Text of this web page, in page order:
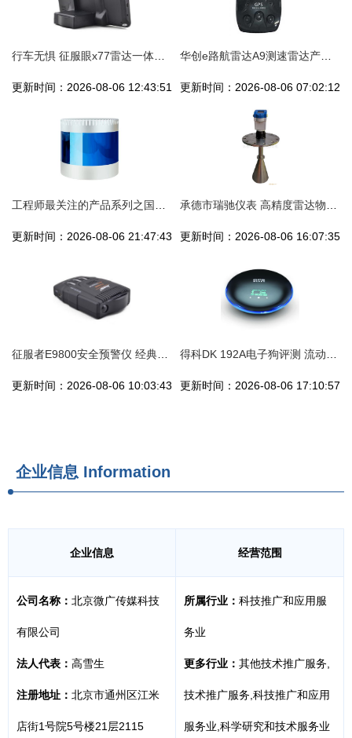
更新时间：2026-08-06 12:43:51 更新时间：2026-08-06 07:02:12
更新时间：2026-08-06 21:47:43 更新时间：2026-08-06 16:07:35
更新时间：2026-08-06 10:03:43 更新时间：2026-08-06 17:10:57
企业信息 Information
企业信息 经营范围
公司名称： 北京微广传媒科技
有限公司
法人代表： 高雪生
注册地址： 北京市通州区江米
店街1号院5号楼21层2115
所属行业： 科技推广和应用服
务业
更多行业： 其他技术推广服务,
技术推广服务,科技推广和应用
服务业,科学研究和技术服务业